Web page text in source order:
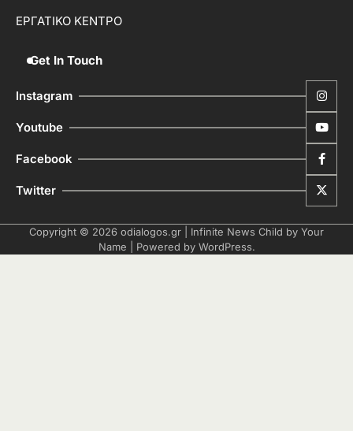
ΕΡΓΑΤΙΚΟ ΚΕΝΤΡΟ
Get In Touch
Instagram
Youtube
Facebook
Twitter
Copyright © 2026 odialogos.gr | Infinite News Child by Your
Name | Powered by WordPress.